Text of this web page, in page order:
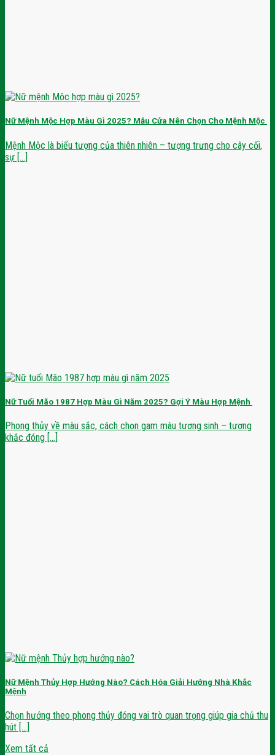
Nữ Mệnh Mộc Hợp Màu Gì 2025? Mẫu Cửa Nên Chọn Cho Mệnh Mộc
Mệnh Mộc là biểu tượng của thiên nhiên – tượng trưng cho cây cối,
sự [...]
Nữ Tuổi Mão 1987 Hợp Màu Gì Năm 2025? Gợi Ý Màu Hợp Mệnh
Phong thủy về màu sắc, cách chọn gam màu tương sinh – tương
khắc đóng [...]
Nữ Mệnh Thủy Hợp Hướng Nào? Cách Hóa Giải Hướng Nhà Khắc
Mệnh
Chọn hướng theo phong thủy đóng vai trò quan trọng giúp gia chủ thu
hút [...]
Xem tất cả